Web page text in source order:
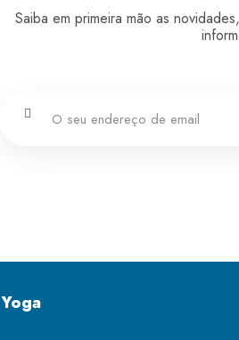
Saiba em primeira mão as
Yoga